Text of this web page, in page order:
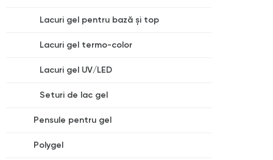
Lacuri gel pentru bază și top
Lacuri gel termo-color
Lacuri gel UV/LED
Seturi de lac gel
Pensule pentru gel
Polygel